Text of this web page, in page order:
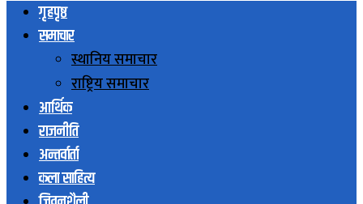
गृहपृष्ठ
समाचार
स्थानिय समाचार
राष्ट्रिय समाचार
आर्थिक
राजनीति
अन्तर्वार्ता
कला साहित्य